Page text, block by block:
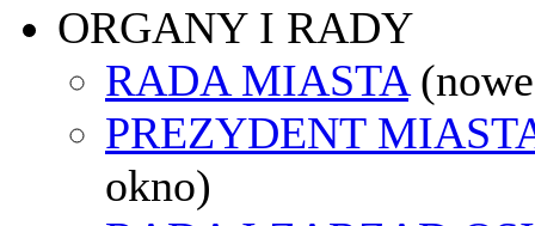
ORGANY I RADY
RADA MIASTA
PREZYDENT
okno)